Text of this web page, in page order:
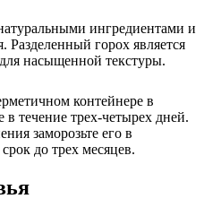
ингредиентами и
горох является
насыщенной текстуры.
контейнере в
в течение трех-четырех дней.
заморозьте его в
до трех месяцев.